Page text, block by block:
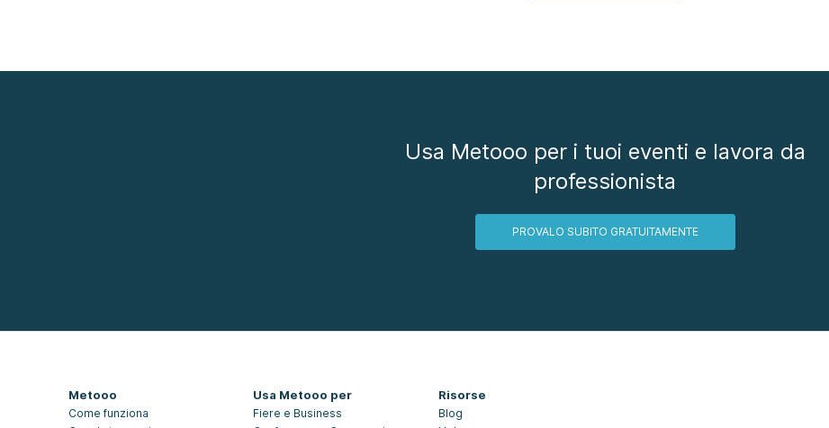
Usa Metooo per i tuoi eventi e lavora da
professionista
PROVALO SUBITO GRATUITAMENTE
Metooo
Come funziona
Usa Metooo per
Fiere e Business
Risorse
Blog